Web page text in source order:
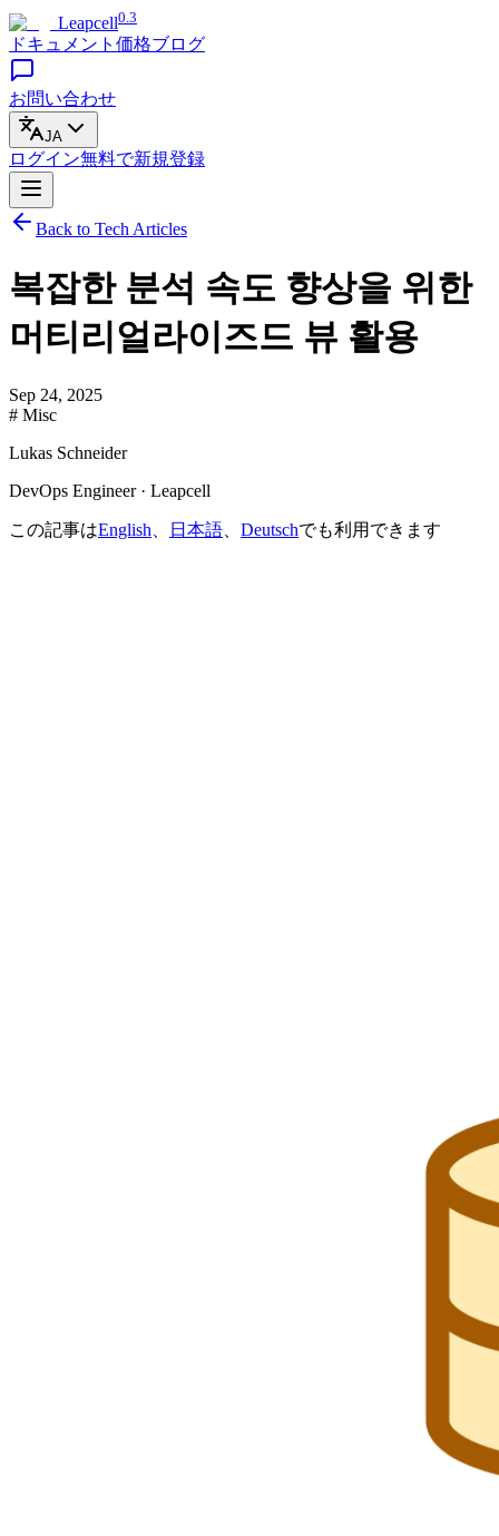
Leapcell0.3
ドキュメント 価格ブログ
お問い合わせ
JA
ログイン無料で新規登録
Back to Tech Articles
복잡한 분석 속도 향상을 위한
머티리얼라이즈드 뷰 활용
Sep 24, 2025
# Misc
Lukas Schneider
DevOps Engineer · Leapcell
この記事はEnglish 日本語 Deutschでも利用できます